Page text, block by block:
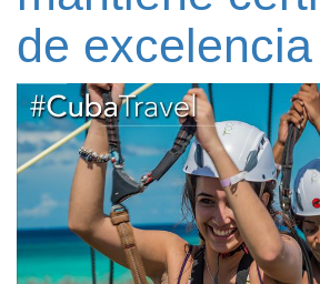
de excelencia